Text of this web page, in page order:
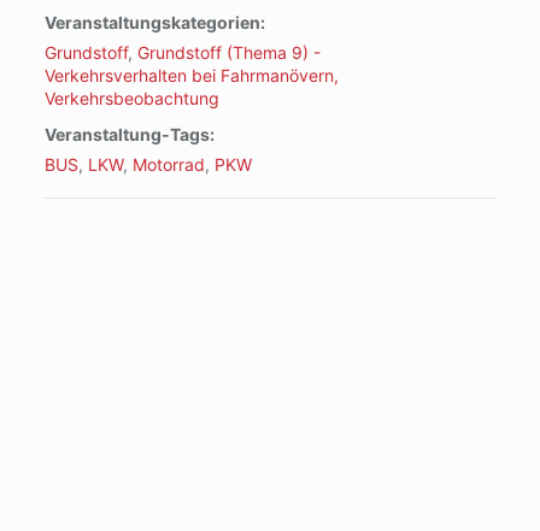
Veranstaltungskategorien:
Grundstoff, Grundstoff (Thema 9) -
Verkehrsverhalten bei Fahrmanövern,
Verkehrsbeobachtung
Veranstaltung-Tags:
BUS, LKW, Motorrad, PKW